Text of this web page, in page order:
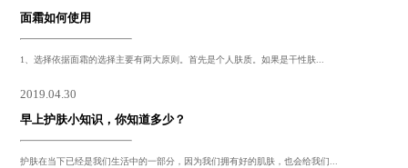
面霜如何使用
1、选择依据面霜的选择主要有两大原则。首先是个人肤质。如果是干性肤...
2019.04.30
早上护肤小知识，你知道多少？
护肤在当下已经是我们生活中的一部分，因为我们拥有好的肌肤，也会给我们...